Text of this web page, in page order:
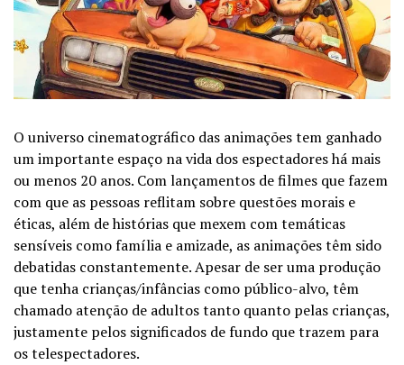
O universo cinematográfico das animações tem ganhado
um importante espaço na vida dos espectadores há mais
ou menos 20 anos. Com lançamentos de filmes que fazem
com que as pessoas reflitam sobre questões morais e
éticas, além de histórias que mexem com temáticas
sensíveis como família e amizade, as animações têm sido
debatidas constantemente. Apesar de ser uma produção
que tenha crianças/infâncias como público-alvo, têm
chamado atenção de adultos tanto quanto pelas crianças,
justamente pelos significados de fundo que trazem para
os telespectadores.